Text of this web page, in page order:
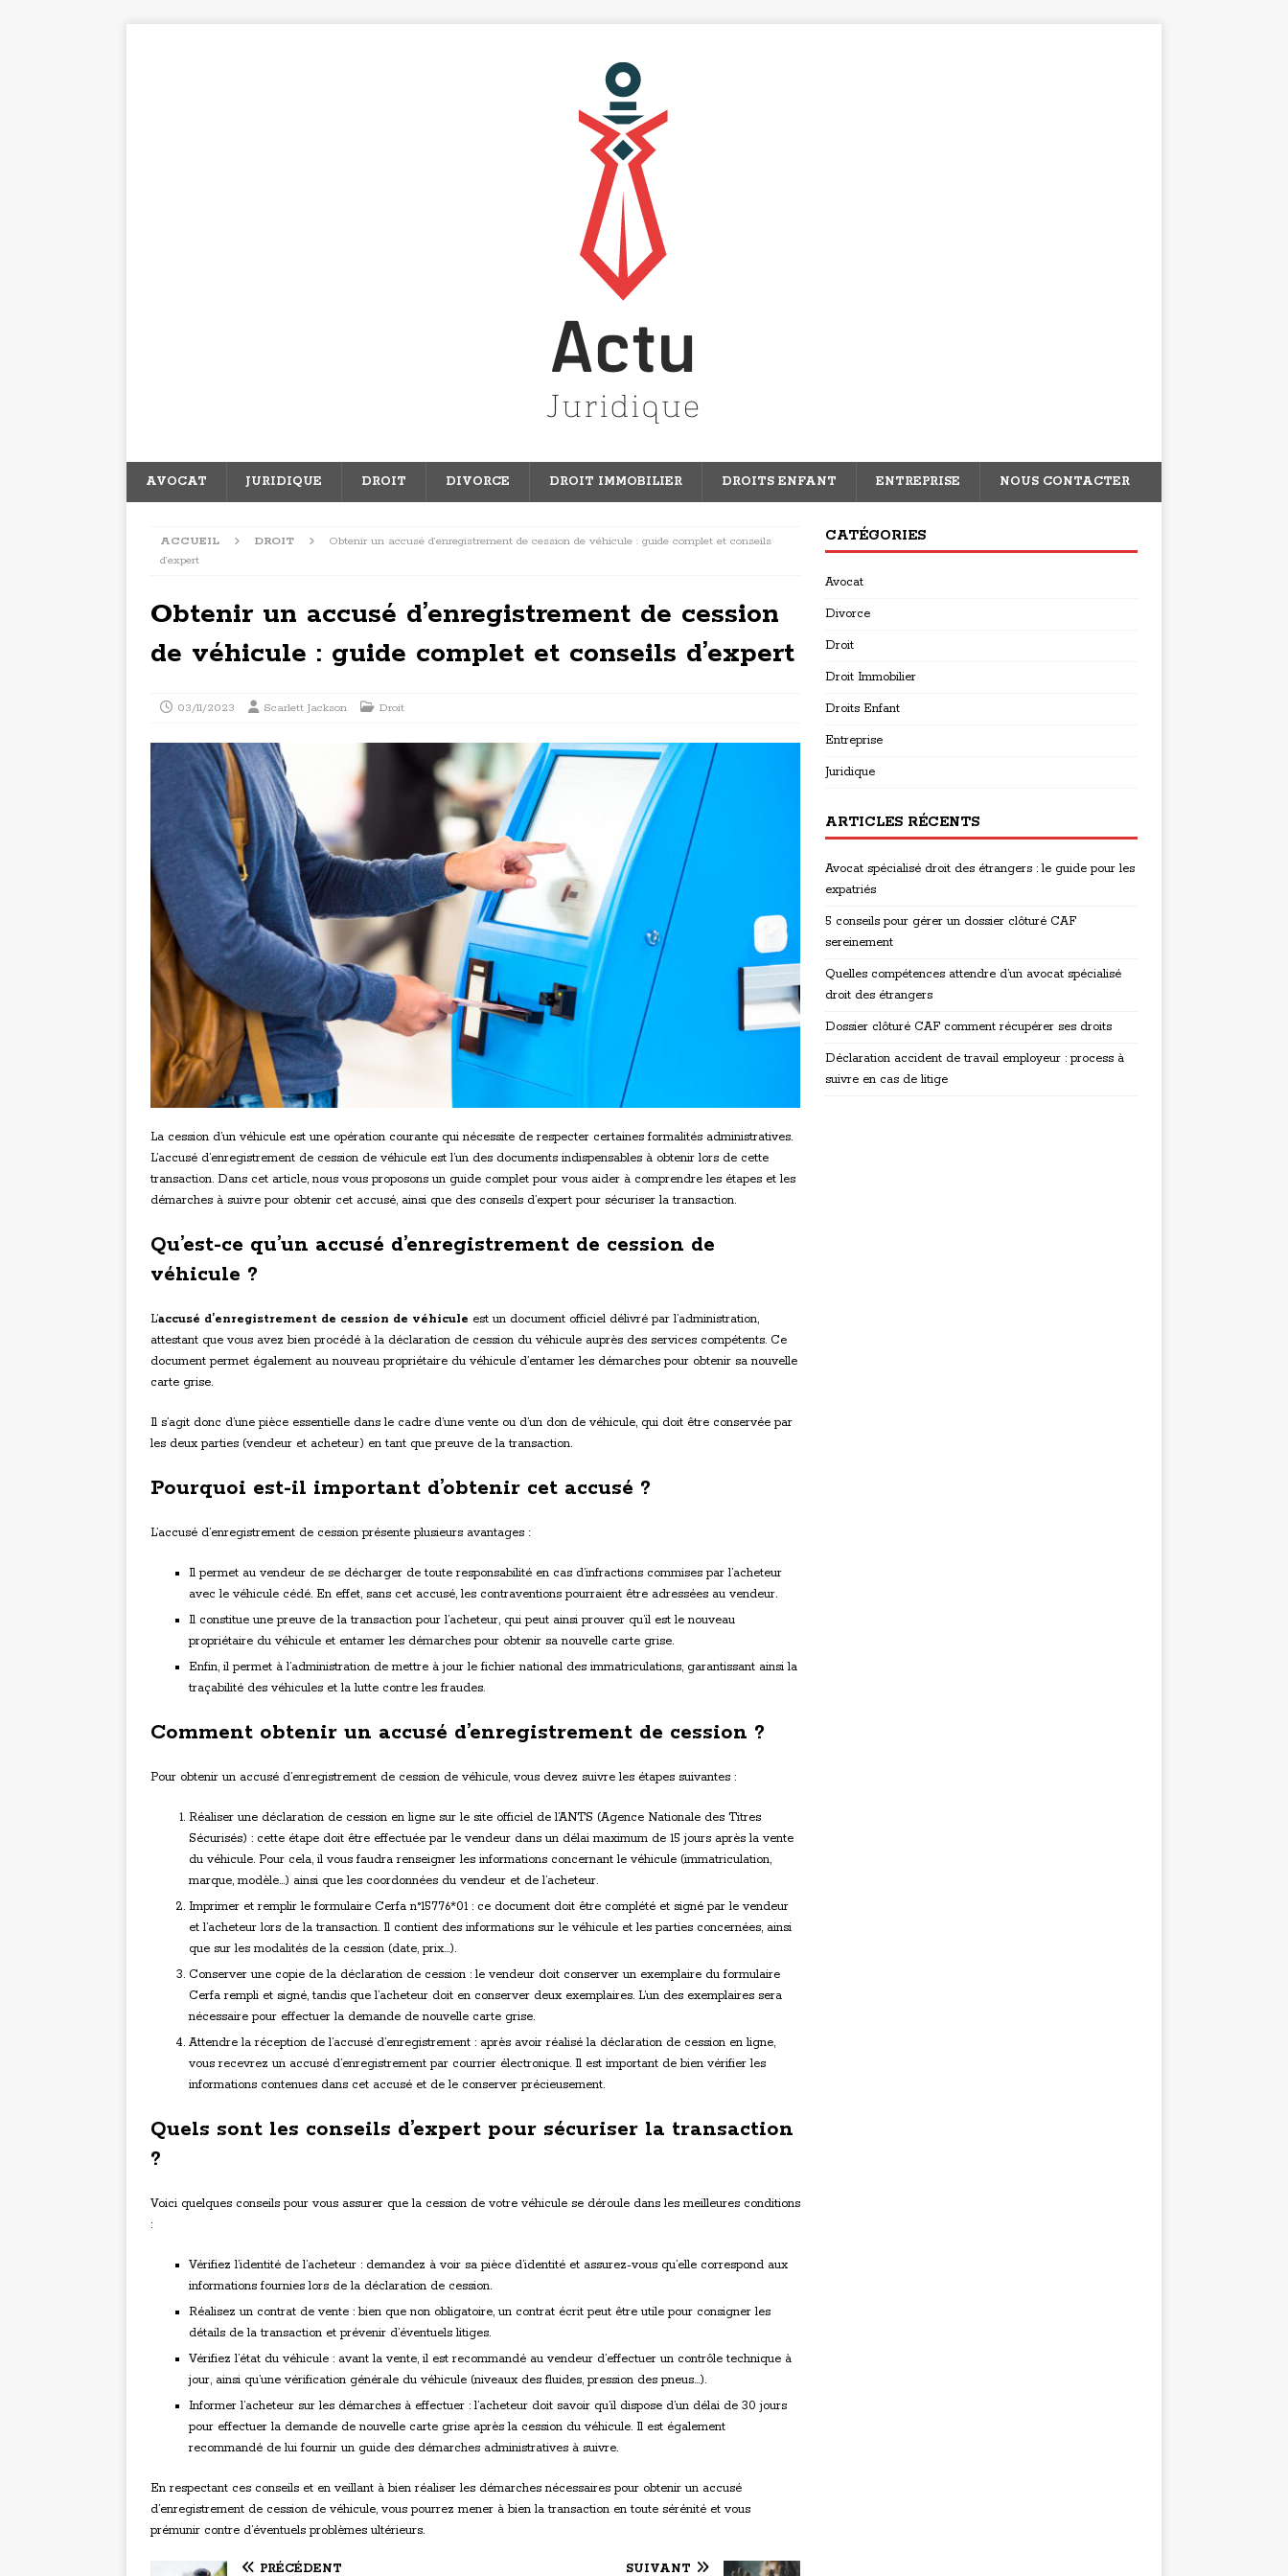
AVOCAT JURIDIQUE DROIT DIVORCE DROIT IMMOBILIER DROITS ENFANT ENTREPRISE NOUS CONTACTER
ACCUEIL DROIT
Obtenir un accusé d’enregistrement de cession de véhicule : guide complet et conseils
d’expert
Obtenir un accusé d’enregistrement de cession
de véhicule : guide complet et conseils d’expert
03/11/2023 Scarlett Jackson Droit
La cession d’un véhicule est une opération courante qui nécessite de respecter certaines formalités administratives.
L’accusé d’enregistrement de cession de véhicule est l’un des documents indispensables à obtenir lors de cette
transaction. Dans cet article, nous vous proposons un guide complet pour vous aider à comprendre les étapes et les
démarches à suivre pour obtenir cet accusé, ainsi que des conseils d’expert pour sécuriser la transaction.
Qu’est-ce qu’un accusé d’enregistrement de cession de
véhicule ?
L’accusé d’enregistrement de cession de véhicule est un document officiel délivré par l’administration,
attestant que vous avez bien procédé à la déclaration de cession du véhicule auprès des services compétents. Ce
document permet également au nouveau propriétaire du véhicule d’entamer les démarches pour obtenir sa nouvelle
carte grise.
Il s’agit donc d’une pièce essentielle dans le cadre d’une vente ou d’un don de véhicule, qui doit être conservée par
les deux parties (vendeur et acheteur) en tant que preuve de la transaction.
Pourquoi est-il important d’obtenir cet accusé ?
L’accusé d’enregistrement de cession présente plusieurs avantages :
Il permet au vendeur de se décharger de toute responsabilité en cas d’infractions commises par l’acheteur
avec le véhicule cédé. En effet, sans cet accusé, les contraventions pourraient être adressées au vendeur.
Il constitue une preuve de la transaction pour l’acheteur, qui peut ainsi prouver qu’il est le nouveau
propriétaire du véhicule et entamer les démarches pour obtenir sa nouvelle carte grise.
Enfin, il permet à l’administration de mettre à jour le fichier national des immatriculations, garantissant ainsi la
traçabilité des véhicules et la lutte contre les fraudes.
Comment obtenir un accusé d’enregistrement de cession ?
Pour obtenir un accusé d’enregistrement de cession de véhicule, vous devez suivre les étapes suivantes :
Réaliser une déclaration de cession en ligne sur le site officiel de l’ANTS (Agence Nationale des Titres
Sécurisés) : cette étape doit être effectuée par le vendeur dans un délai maximum de 15 jours après la vente
du véhicule. Pour cela, il vous faudra renseigner les informations concernant le véhicule (immatriculation,
marque, modèle…) ainsi que les coordonnées du vendeur et de l’acheteur.
Imprimer et remplir le formulaire Cerfa n°15776*01 : ce document doit être complété et signé par le vendeur
et l’acheteur lors de la transaction. Il contient des informations sur le véhicule et les parties concernées, ainsi
que sur les modalités de la cession (date, prix…).
Conserver une copie de la déclaration de cession : le vendeur doit conserver un exemplaire du formulaire
Cerfa rempli et signé, tandis que l’acheteur doit en conserver deux exemplaires. L’un des exemplaires sera
nécessaire pour effectuer la demande de nouvelle carte grise.
Attendre la réception de l’accusé d’enregistrement : après avoir réalisé la déclaration de cession en ligne,
vous recevrez un accusé d’enregistrement par courrier électronique. Il est important de bien vérifier les
informations contenues dans cet accusé et de le conserver précieusement.
Quels sont les conseils d’expert pour sécuriser la transaction
?
Voici quelques conseils pour vous assurer que la cession de votre véhicule se déroule dans les meilleures conditions
:
Vérifiez l’identité de l’acheteur : demandez à voir sa pièce d’identité et assurez-vous qu’elle correspond aux
informations fournies lors de la déclaration de cession.
Réalisez un contrat de vente : bien que non obligatoire, un contrat écrit peut être utile pour consigner les
détails de la transaction et prévenir d’éventuels litiges.
Vérifiez l’état du véhicule : avant la vente, il est recommandé au vendeur d’effectuer un contrôle technique à
jour, ainsi qu’une vérification générale du véhicule (niveaux des fluides, pression des pneus…).
Informer l’acheteur sur les démarches à effectuer : l’acheteur doit savoir qu’il dispose d’un délai de 30 jours
pour effectuer la demande de nouvelle carte grise après la cession du véhicule. Il est également
recommandé de lui fournir un guide des démarches administratives à suivre.
En respectant ces conseils et en veillant à bien réaliser les démarches nécessaires pour obtenir un accusé
d’enregistrement de cession de véhicule, vous pourrez mener à bien la transaction en toute sérénité et vous
prémunir contre d’éventuels problèmes ultérieurs.
PRÉCÉDENT SUIVANT
CATÉGORIES
Avocat
Divorce
Droit
Droit Immobilier
Droits Enfant
Entreprise
Juridique
ARTICLES RÉCENTS
Avocat spécialisé droit des étrangers : le guide pour les
expatriés
5 conseils pour gérer un dossier clôturé CAF
sereinement
Quelles compétences attendre d’un avocat spécialisé
droit des étrangers
Dossier clôturé CAF comment récupérer ses droits
Déclaration accident de travail employeur : process à
suivre en cas de litige